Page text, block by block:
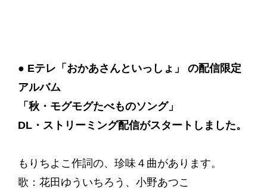
● Eテレ「おかあさんといっしょ」 の配信限定
アルバム
「秋・モグモグたべものソング」
DL・ストリーミング配信がスタートしました。
もりちよこ作詞の、珍味４曲があります。
歌：花田ゆういちろう、小野あつこ